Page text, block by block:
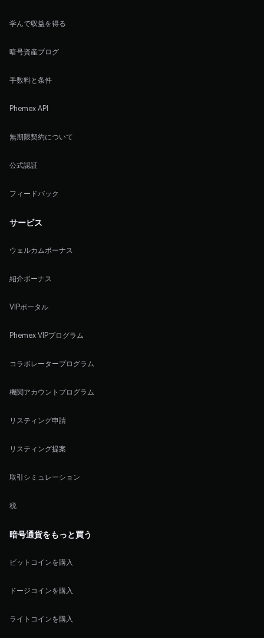
学んで収益を得る
暗号資産ブログ
手数料と条件
Phemex API
無期限契約について
公式認証
フィードバック
サービス
ウェルカムボーナス
紹介ボーナス
VIPポータル
Phemex VIPプログラム
コラボレータープログラム
機関アカウントプログラム
リスティング申請
リスティング提案
取引シミュレーション
税
暗号通貨をもっと買う
ビットコインを購入
ドージコインを購入
ライトコインを購入